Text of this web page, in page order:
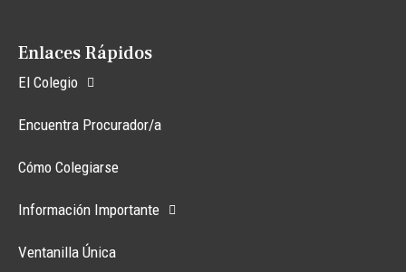
Enlaces Rápidos
El Colegio
Encuentra Procurador/a
Cómo Colegiarse
Información Importante
Ventanilla Única